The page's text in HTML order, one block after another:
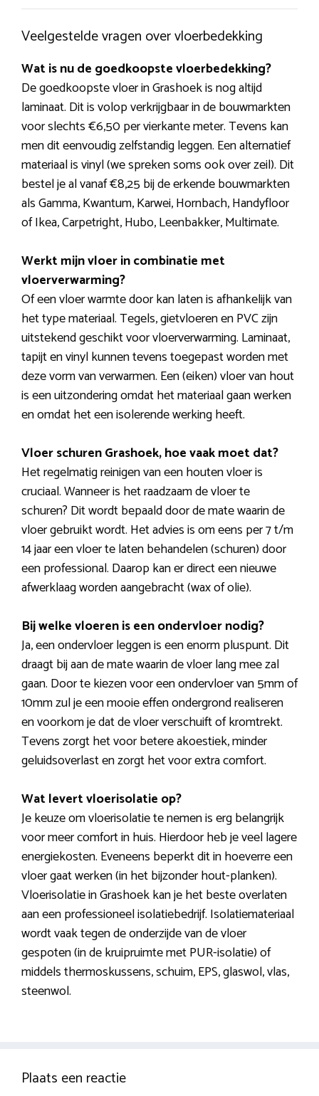
Veelgestelde vragen over vloerbedekking
Wat is nu de goedkoopste vloerbedekking?
De goedkoopste vloer in Grashoek is nog altijd
laminaat. Dit is volop verkrijgbaar in de bouwmarkten
voor slechts €6,50 per vierkante meter. Tevens kan
men dit eenvoudig zelfstandig leggen. Een alternatief
materiaal is vinyl (we spreken soms ook over zeil). Dit
bestel je al vanaf €8,25 bij de erkende bouwmarkten
als Gamma, Kwantum, Karwei, Hornbach, Handyfloor
of Ikea, Carpetright, Hubo, Leenbakker, Multimate.
Werkt mijn vloer in combinatie met
vloerverwarming?
Of een vloer warmte door kan laten is afhankelijk van
het type materiaal. Tegels, gietvloeren en PVC zijn
uitstekend geschikt voor vloerverwarming. Laminaat,
tapijt en vinyl kunnen tevens toegepast worden met
deze vorm van verwarmen. Een (eiken) vloer van hout
is een uitzondering omdat het materiaal gaan werken
en omdat het een isolerende werking heeft.
Vloer schuren Grashoek, hoe vaak moet dat?
Het regelmatig reinigen van een houten vloer is
cruciaal. Wanneer is het raadzaam de vloer te
schuren? Dit wordt bepaald door de mate waarin de
vloer gebruikt wordt. Het advies is om eens per 7 t/m
14 jaar een vloer te laten behandelen (schuren) door
een professional. Daarop kan er direct een nieuwe
afwerklaag worden aangebracht (wax of olie).
Bij welke vloeren is een ondervloer nodig?
Ja, een ondervloer leggen is een enorm pluspunt. Dit
draagt bij aan de mate waarin de vloer lang mee zal
gaan. Door te kiezen voor een ondervloer van 5mm of
10mm zul je een mooie effen ondergrond realiseren
en voorkom je dat de vloer verschuift of kromtrekt.
Tevens zorgt het voor betere akoestiek, minder
geluidsoverlast en zorgt het voor extra comfort.
Wat levert vloerisolatie op?
Je keuze om vloerisolatie te nemen is erg belangrijk
voor meer comfort in huis. Hierdoor heb je veel lagere
energiekosten. Eveneens beperkt dit in hoeverre een
vloer gaat werken (in het bijzonder hout-planken).
Vloerisolatie in Grashoek kan je het beste overlaten
aan een professioneel isolatiebedrijf. Isolatiemateriaal
wordt vaak tegen de onderzijde van de vloer
gespoten (in de kruipruimte met PUR-isolatie) of
middels thermoskussens, schuim, EPS, glaswol, vlas,
steenwol.
Plaats een reactie